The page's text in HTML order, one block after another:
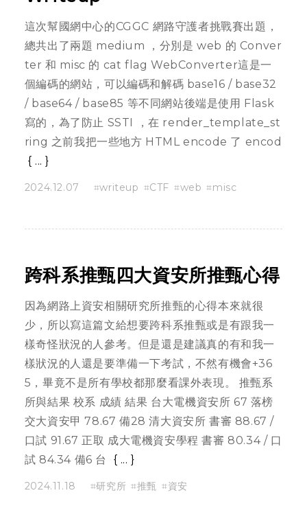
這次幫國網中心的CGGC 網路守護者挑戰賽出題，
總共出了兩題 medium ，分別是 web 的 Conver
ter 和 misc 的 cat flag WebConverter這是一
個編碼的網站，可以編碼和解碼 base16 / base32
/ base64 / base85 等不同網站後端是使用 Flask
寫的，為了防止 SSTI ，在 render_template_st
ring 之前我把一些地方 HTML encode 了 encod
...
2024.12.07 writeup CTF web misc
跨科系推甄四大資安所推甄心得
因為網路上資安相關研究所推甄的心得本來就很
少，所以寫這篇文給想要跨科系推甄或是有跟我一
樣奇怪狀況的人參考。但是還是建議真的有和我一
樣狀況的人還是要準備一下考試，不然有機會+36
5，畢竟不是所有學校都那麼看課外表現。 推甄系
所與結果 校系 成績 結果 台大電機資安所 67 落榜
交大資安甲 78.67 備28 清大資安所 書審 88.67 /
口試 91.67 正取 成大電機資安學程 書審 80.34 / 口
試 84.34 備6 台
...
2024.11.18 研究所 推甄 資安